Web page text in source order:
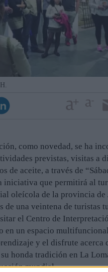
como novedad, se ha
previstas, visitas a
de aceite, a través de
iniciativa que permitirá al
oleícola de la provincia de
de una veintena de turistas
el Centro de
en un espacio
y el disfrute acerca
honda tradición en La
mundial.